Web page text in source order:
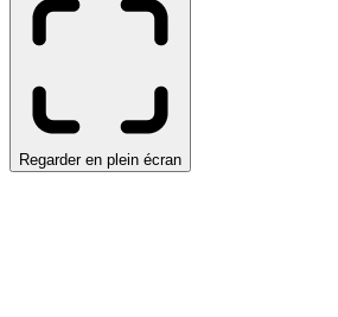
Regarder en plein écran